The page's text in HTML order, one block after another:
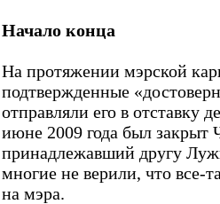
Начало конца
На протяжении мэрской
подтвержденные
отправляли его в отставку
июне 2009 года был закрыт
принадлежавший другу
многие не верили, что все-
на мэра.